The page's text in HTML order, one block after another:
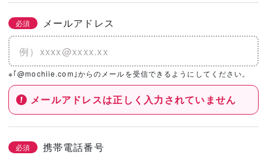
必須 メールアドレス
※｢@mochiie.com｣からのメールを受信できるようにしてください。
メールアドレスは正しく入力されていません
必須 携帯電話番号